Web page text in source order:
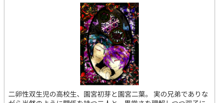
二卵性双生児の高校生、園宮初芽と園宮二葉。 実の兄弟でありな